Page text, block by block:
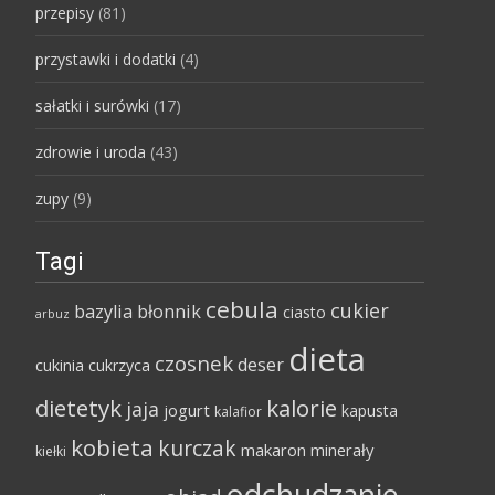
przepisy (81)
przystawki i dodatki (4)
sałatki i surówki (17)
zdrowie i uroda (43)
zupy (9)
Tagi
arbuz bazylia błonnik cebula ciasto cukier
cukinia cukrzyca czosnekdeser dieta
dietetyk jaja jogurt kalafior kalorie kapusta
kiełki kobieta kurczak makaron minerały